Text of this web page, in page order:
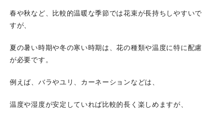
春や秋など、比較的温暖な季節では花束が長持ちしやすいで
すが、
夏の暑い時期や冬の寒い時期は、花の種類や温度に特に配慮
が必要です。
例えば、バラやユリ、カーネーションなどは、
温度や湿度が安定していれば比較的長く楽しめますが、